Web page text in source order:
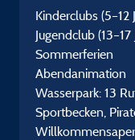
Kinderclubs (5–12
Jugendclub
Sommerferien
Abendanimation
Wasserpark: 13
Sportbecken,